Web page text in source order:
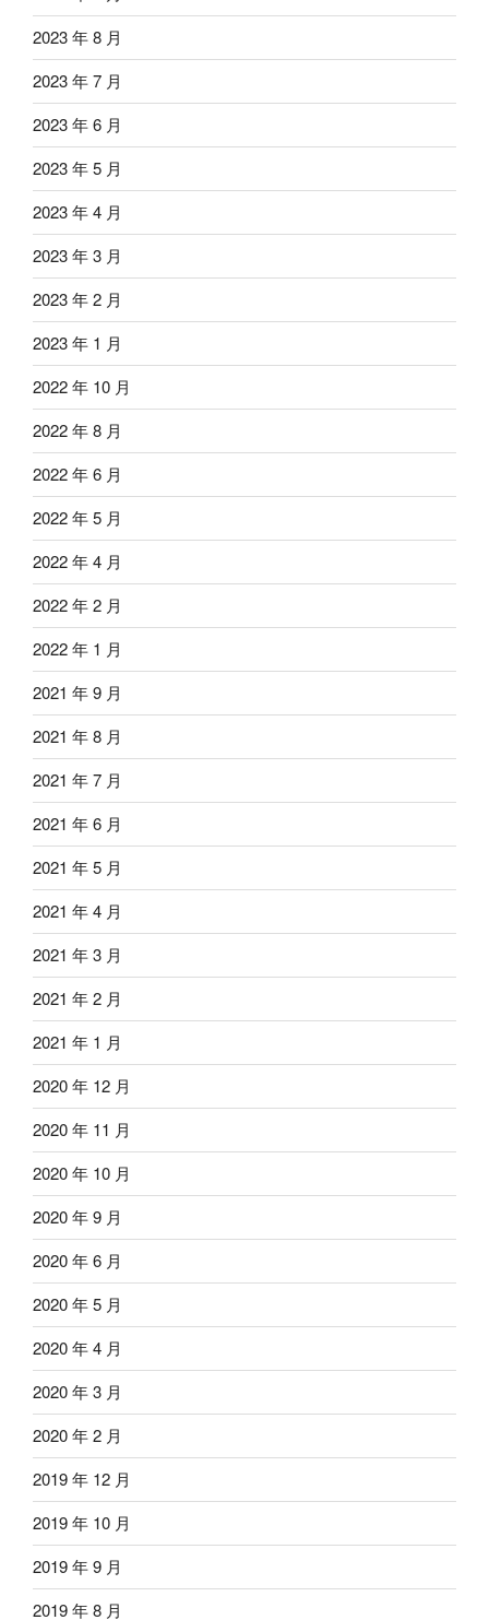
2023 年 8 月
2023 年 7 月
2023 年 6 月
2023 年 5 月
2023 年 4 月
2023 年 3 月
2023 年 2 月
2023 年 1 月
2022 年 10 月
2022 年 8 月
2022 年 6 月
2022 年 5 月
2022 年 4 月
2022 年 2 月
2022 年 1 月
2021 年 9 月
2021 年 8 月
2021 年 7 月
2021 年 6 月
2021 年 5 月
2021 年 4 月
2021 年 3 月
2021 年 2 月
2021 年 1 月
2020 年 12 月
2020 年 11 月
2020 年 10 月
2020 年 9 月
2020 年 6 月
2020 年 5 月
2020 年 4 月
2020 年 3 月
2020 年 2 月
2019 年 12 月
2019 年 10 月
2019 年 9 月
2019 年 8 月